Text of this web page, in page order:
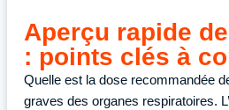
Aperçu rapide
: points clés à
Quelle est la dose recommandée
graves des organes respiratoires.